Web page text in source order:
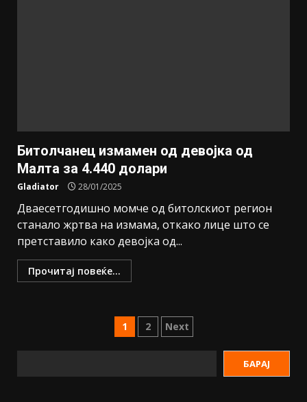
Битолчанец измамен од девојка од
Малта за 4.440 долари
Gladiator 28/01/2025
Дваесетгодишно момче од битолскиот регион
станало жртва на измама, откако лице што се
претставило како девојка од...
Прочитај повеќе...
1 2 Next
БАРАЈ